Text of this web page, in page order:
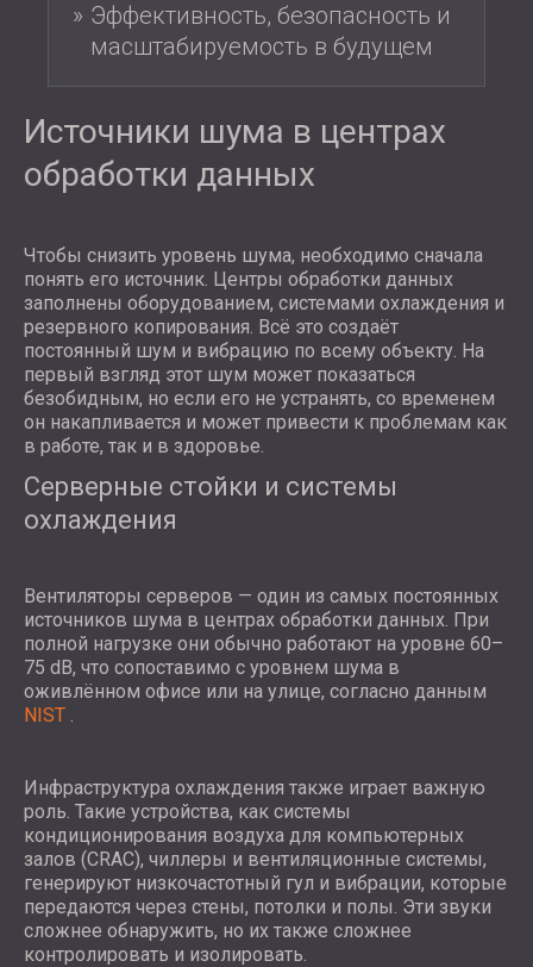
Эффективность, безопасность и
масштабируемость в будущем
Источники шума в центрах
обработки данных
Чтобы снизить уровень шума, необходимо сначала
понять его источник. Центры обработки данных
заполнены оборудованием, системами охлаждения и
резервного копирования. Всё это создаёт
постоянный шум и вибрацию по всему объекту. На
первый взгляд этот шум может показаться
безобидным, но если его не устранять, со временем
он накапливается и может привести к проблемам как
в работе, так и в здоровье.
Серверные стойки и системы
охлаждения
Вентиляторы серверов — один из самых постоянных
источников шума в центрах обработки данных. При
полной нагрузке они обычно работают на уровне 60–
75 dB, что сопоставимо с уровнем шума в
оживлённом офисе или на улице, согласно данным
NIST .
Инфраструктура охлаждения также играет важную
роль. Такие устройства, как системы
кондиционирования воздуха для компьютерных
залов (CRAC), чиллеры и вентиляционные системы,
генерируют низкочастотный гул и вибрации, которые
передаются через стены, потолки и полы. Эти звуки
сложнее обнаружить, но их также сложнее
контролировать и изолировать.